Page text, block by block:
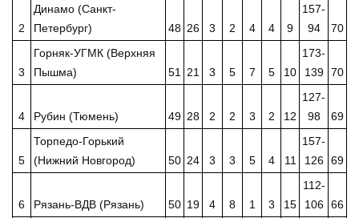
2
Динамо (Санкт-
Петербург)
48 26 3 2 4 4 9
157-
94
70
3
Горняк-УГМК (Верхняя
Пышма)
51 21 3 5 7 5 10
173-
139 70
4 Рубин (Тюмень) 49 28 2 2 3 2 12
127-
98
69
5
Торпедо-Горький
(Нижний Новгород)
50 24 3 3 5 4 11
157-
126 69
6 Рязань-ВДВ (Рязань) 50 19 4 8 1 3 15
112-
106 66